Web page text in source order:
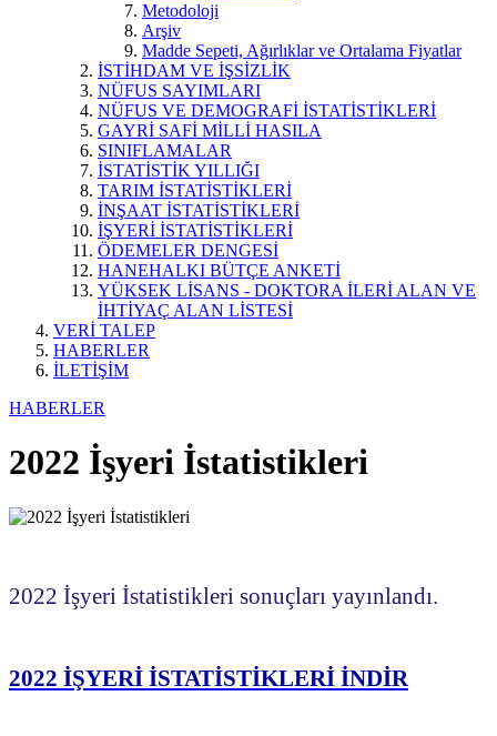
Metodoloji
Arşiv
Madde Sepeti, Ağırlıklar ve Ortalama Fiyatlar
İSTİHDAM VE İŞSİZLİK
NÜFUS SAYIMLARI
NÜFUS VE DEMOGRAFİ İSTATİSTİKLERİ
GAYRİ SAFİ MİLLİ HASILA
SINIFLAMALAR
İSTATİSTİK YILLIĞI
TARIM İSTATİSTİKLERİ
İNŞAAT İSTATİSTİKLERİ
İŞYERİ İSTATİSTİKLERİ
ÖDEMELER DENGESİ
HANEHALKI BÜTÇE ANKETİ
YÜKSEK LİSANS - DOKTORA İLERİ ALAN VE
İHTİYAÇ ALAN LİSTESİ
VERİ TALEP
HABERLER
İLETİŞİM
HABERLER
2022 İşyeri İstatistikleri
2022 İşyeri İstatistikleri sonuçları yayınlandı.
2022 İŞYERİ İSTATİSTİKLERİ İNDİR